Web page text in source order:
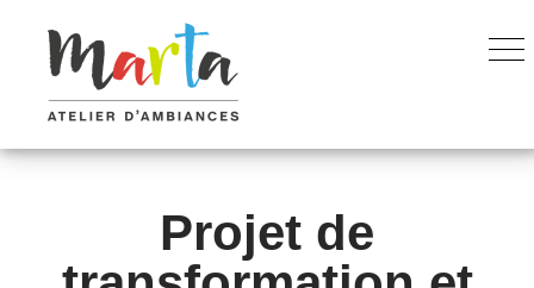
Projet de